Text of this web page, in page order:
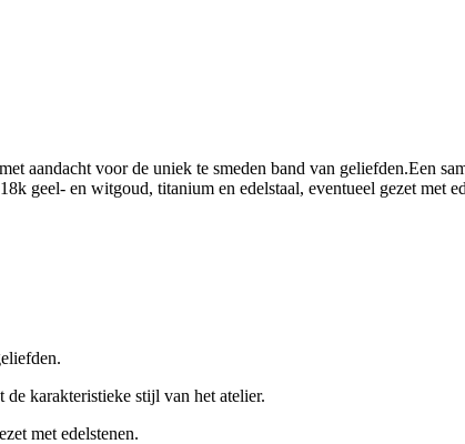
de karakteristieke stijl van het atelier.
met edelstenen.